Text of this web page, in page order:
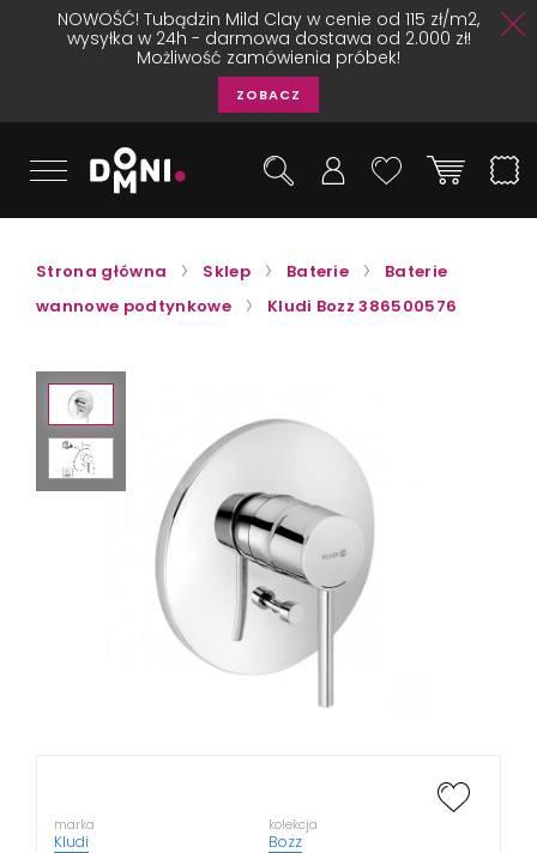
NOWOŚĆ! Tubądzin Mild Clay w cenie od 115 zł/m2,
wysyłka w 24h - darmowa dostawa od 2.000 zł!
Możliwość zamówienia próbek!
ZOBACZ
Strona główna Sklep Baterie
Baterie
wannowe podtynkowe
Kludi Bozz 386500576
marka
Kludi
kolekcja
Bozz